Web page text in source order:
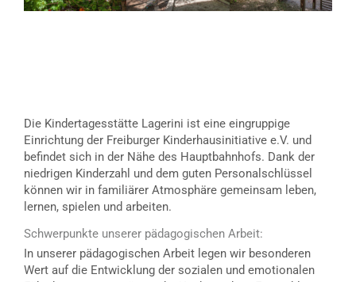
Die Kindertagesstätte Lagerini ist eine eingruppige
Einrichtung der Freiburger Kinderhausinitiative e.V. und
befindet sich in der Nähe des Hauptbahnhofs. Dank der
niedrigen Kinderzahl und dem guten Personalschlüssel
können wir in familiärer Atmosphäre gemeinsam leben,
lernen, spielen und arbeiten.
Schwerpunkte unserer pädagogischen Arbeit:
In unserer pädagogischen Arbeit legen wir besonderen
Wert auf die Entwicklung der sozialen und emotionalen